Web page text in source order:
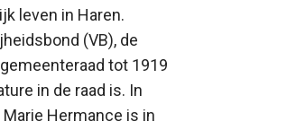
leven in Haren.
(VB), de
tot 1919
in de raad is. In
Hermance is in